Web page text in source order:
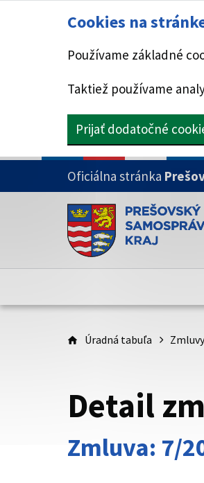
Cookies na
Používame základné
Taktiež používame
Prijať dodatočné
PRESKOČIŤ NA HLAVNÝ OBSAH
Oficiálna stránka
Doména psk.sk je
Toto je oficiálna
Úradná tabuľa
Detail
Zmluva: 7/